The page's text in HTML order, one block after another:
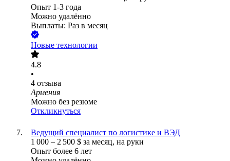
Опыт 1-3 года
Можно удалённо
Выплаты: Раз в месяц
Новые технологии
4.8
•
4 отзыва
Армения
Можно без резюме
Откликнуться
Ведущий специалист по логистике и ВЭД
1 000 – 2 500 $ за месяц, на руки
Опыт более 6 лет